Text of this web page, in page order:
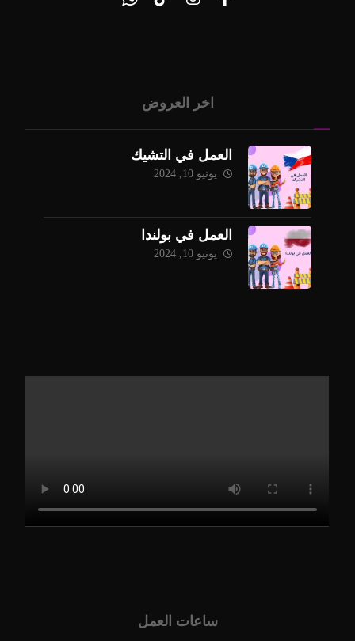
اخر العروض
العمل في التشيك
يونيو 10, 2024
العمل في بولندا
يونيو 10, 2024
ساعات العمل